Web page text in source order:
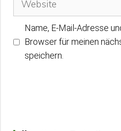
Name, E-Mail-Adresse
Browser für meinen
speichern.